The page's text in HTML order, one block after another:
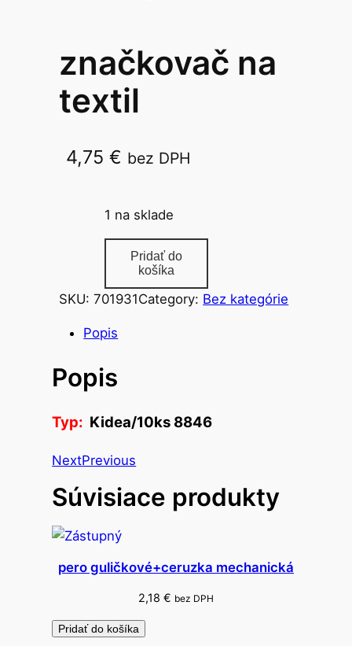
značkovač na
textil
4,75€ bez DPH
1 na sklade
o
ž
s
v
o
n
a
k
v
č
a
t
Pridať do
košíka
SKU: 701931Category: Bez kategórie
Popis
Popis
Typ: Kidea/10ks 8846
NextPrevious
Súvisiace produkty
pero guličkové+ceruzka mechanická
2,18 € bez DPH
Pridať do košíka